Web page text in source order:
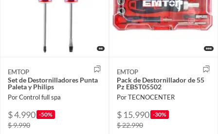
EMTOP
Set de Destornilladores Punta
Paleta y Philips
Por Control full spa
$ 4.990 -50%
$ 9.990
EMTOP
Pack de Destornillador de 55
Pz EBST05502
Por TECNOCENTER
$ 15.990 -30%
$ 22.990